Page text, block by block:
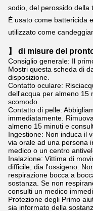
sodio, del perossido della
È usato come battericida
utilizzato come
】 di misure del
Consiglio generale: Il
Mostri questa scheda di
disposizione.
Contatto oculare:
dell'acqua per almeno 15
scomodo.
Contatto di pelle:
immediatamente.
almeno 15 minuti e
Ingestione: Non induca il
via orale ad una persona
medico o un centro
Inalazione: Vittima di
difficile, dia l'ossigeno.
respirazione bocca a
sostanza. Se non
consulti un medico
Protezione degli Primo
sia informato della